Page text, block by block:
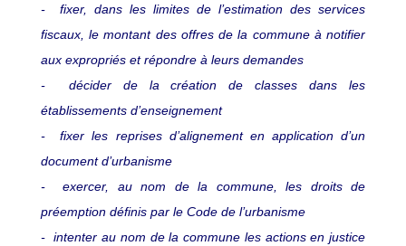
- fixer, dans les limites de l’estimation des services
fiscaux, le montant des offres de la commune à notifier
aux expropriés et répondre à leurs demandes
- décider de la création de classes dans les
établissements d’enseignement
- fixer les reprises d’alignement en application d’un
document d’urbanisme
- exercer, au nom de la commune, les droits de
préemption définis par le Code de l’urbanisme
- intenter au nom de la commune les actions en justice